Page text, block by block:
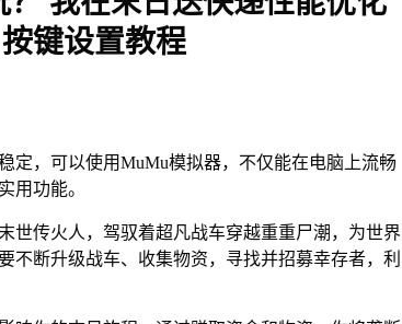
键设置教程
定，可以使用MuMu模拟器，不仅能在电脑上流畅
用功能。
世传火人，驾驭着超凡战车穿越重重尸潮，为世界
不断升级战车、收集物资，寻找并招募幸存者，利